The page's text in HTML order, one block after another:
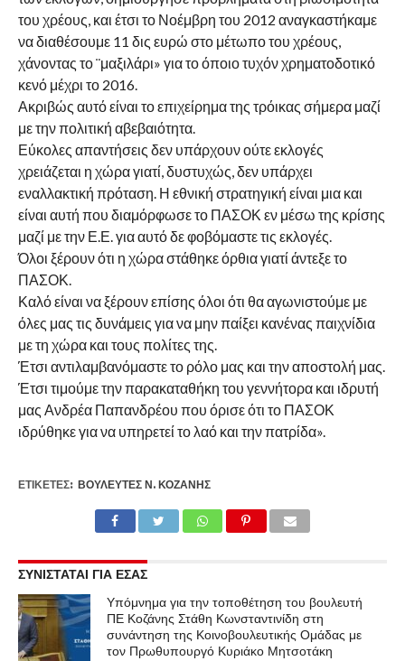
του χρέους, και έτσι το Νοέμβρη του 2012 αναγκαστήκαμε
να διαθέσουμε 11 δις ευρώ στο μέτωπο του χρέους,
χάνοντας το ¨μαξιλάρι» για το όποιο τυχόν χρηματοδοτικό
κενό μέχρι το 2016.
Ακριβώς αυτό είναι το επιχείρημα της τρόικας σήμερα μαζί
με την πολιτική αβεβαιότητα.
Εύκολες απαντήσεις δεν υπάρχουν ούτε εκλογές
χρειάζεται η χώρα γιατί, δυστυχώς, δεν υπάρχει
εναλλακτική πρόταση. Η εθνική στρατηγική είναι μια και
είναι αυτή που διαμόρφωσε το ΠΑΣΟΚ εν μέσω της κρίσης
μαζί με την Ε.Ε. για αυτό δε φοβόμαστε τις εκλογές.
Όλοι ξέρουν ότι η χώρα στάθηκε όρθια γιατί άντεξε το
ΠΑΣΟΚ.
Καλό είναι να ξέρουν επίσης όλοι ότι θα αγωνιστούμε με
όλες μας τις δυνάμεις για να μην παίξει κανένας παιχνίδια
με τη χώρα και τους πολίτες της.
Έτσι αντιλαμβανόμαστε το ρόλο μας και την αποστολή μας.
Έτσι τιμούμε την παρακαταθήκη του γεννήτορα και ιδρυτή
μας Ανδρέα Παπανδρέου που όρισε ότι το ΠΑΣΟΚ
ιδρύθηκε για να υπηρετεί το λαό και την πατρίδα».
ΕΤΙΚΕΤΕΣ: ΒΟΥΛΕΥΤΈΣ Ν. ΚΟΖΆΝΗΣ
ΣΥΝΙΣΤΑΤΑΙ ΓΙΑ ΕΣΑΣ
Υπόμνημα για την τοποθέτηση του βουλευτή
ΠΕ Κοζάνης Στάθη Κωνσταντινίδη στη
συνάντηση της Κοινοβουλευτικής Ομάδας με
τον Πρωθυπουργό Κυριάκο Μητσοτάκη